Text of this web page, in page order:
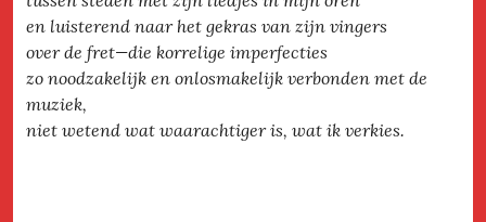
en luisterend naar het gekras van zijn vingers
over de fret—die korrelige imperfecties
zo noodzakelijk en onlosmakelijk verbonden met de
muziek,
niet wetend wat waarachtiger is, wat ik verkies.